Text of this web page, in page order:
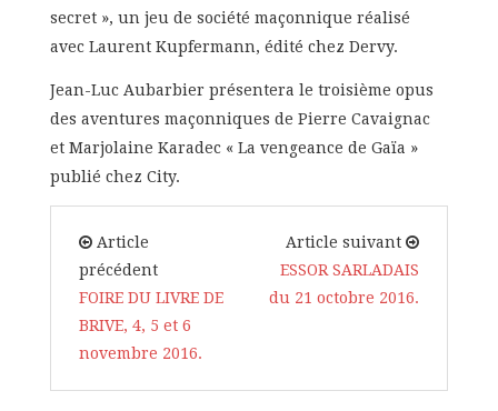
secret », un jeu de société maçonnique réalisé
avec Laurent Kupfermann, édité chez Dervy.
Jean-Luc Aubarbier présentera le troisième opus
des aventures maçonniques de Pierre Cavaignac
et Marjolaine Karadec « La vengeance de Gaïa »
publié chez City.
Article
précédent
FOIRE DU LIVRE DE
BRIVE, 4, 5 et 6
novembre 2016.
Article suivant
ESSOR SARLADAIS
du 21 octobre 2016.